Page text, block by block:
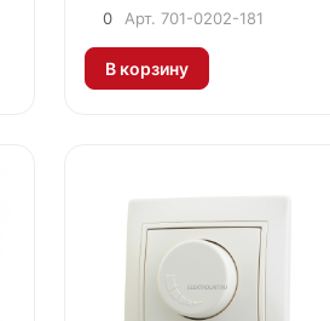
0 Арт. 701-0202-181
В корзину